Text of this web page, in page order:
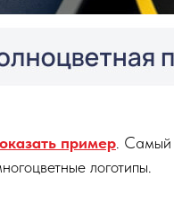
пример .
логотипы.